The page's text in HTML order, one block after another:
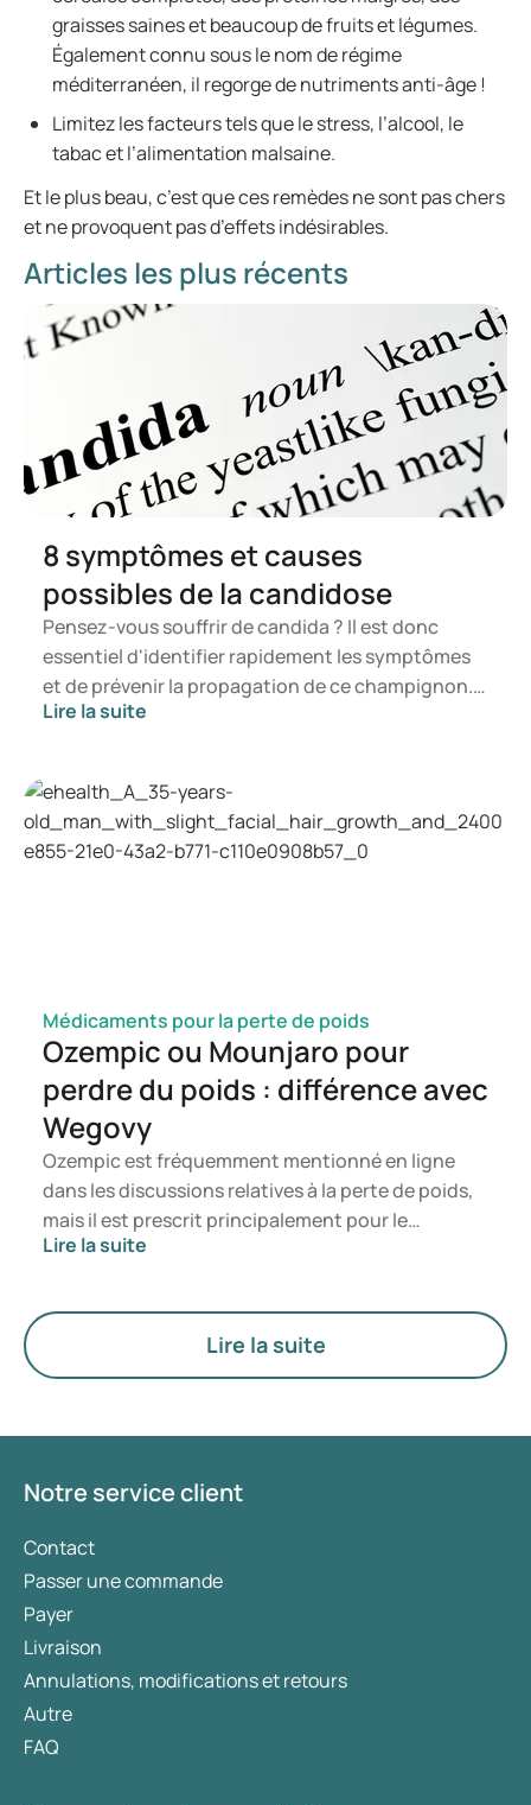
graisses saines et beaucoup de fruits et légumes.
Également connu sous le nom de régime
méditerranéen, il regorge de nutriments anti-âge !
Limitez les facteurs tels que le stress, l’alcool, le
tabac et l’alimentation malsaine.
Et le plus beau, c’est que ces remèdes ne sont pas chers
et ne provoquent pas d’effets indésirables.
Articles les plus récents
8 symptômes et causes
possibles de la candidose
Pensez-vous souffrir de candida ? Il est donc
essentiel d'identifier rapidement les symptômes
et de prévenir la propagation de ce champignon.
Dans cet article, vous apprendrez ce qu'est le
manifester. Vous saurez ainsi à quel moment il est
pertinent de consulter un professionnel de santé.
Lire la suite
Médicaments pour la perte de poids
Ozempic ou Mounjaro pour
perdre du poids : différence avec
Wegovy
Ozempic est fréquemment mentionné en ligne
dans les discussions relatives à la perte de poids,
mais il est prescrit principalement pour le
traitement du diabète de type 2. Si vous
à la gestion du poids, des médicaments tels que
Mounjaro et Wegovy sont généralement
privilégiés. Le choix du traitement le plus adapté
d’utilisation de médicaments.
Lire la suite
Lire la suite
Notre service client
Contact
Passer une commande
Payer
Livraison
Annulations, modifications et retours
Autre
FAQ